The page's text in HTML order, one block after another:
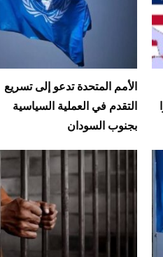
الأمم المتحدة تدعو إلى تسريع
التقدم في العملية السياسية
بجنوب السودان